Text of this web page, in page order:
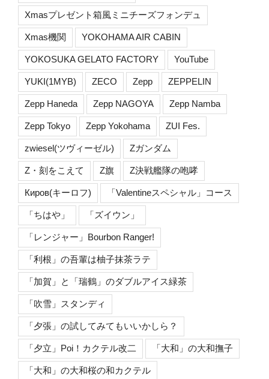
Xmasプレゼント箱風ミニチーズフォンデュ
Xmas機関 YOKOHAMA AIR CABIN
YOKOSUKA GELATO FACTORY YouTube
YUKI(1MYB) ZECO Zepp ZEPPELIN
Zepp Haneda Zepp NAGOYA Zepp Namba
Zepp Tokyo Zepp Yokohama ZUI Fes.
zwiesel(ツヴィーゼル) Zガンダム
Z・刻をこえて Z旗 Z決戦艦隊の咆哮
Киров(キーロフ) 「Valentineスペシャル」コース
「ちはや」 「ズイウン」
「レンジャー」Bourbon Ranger!
「利根」の吾輩は柚子抹茶ラテ
「加賀」と「瑞鶴」のダブルアイス緑茶
「吹雪」スタンディ
「夕張」の試してみてもいいかしら？
「夕立」Poi！カクテル改二 「大和」の大和撫子
「大和」の大和桜の和カクテル